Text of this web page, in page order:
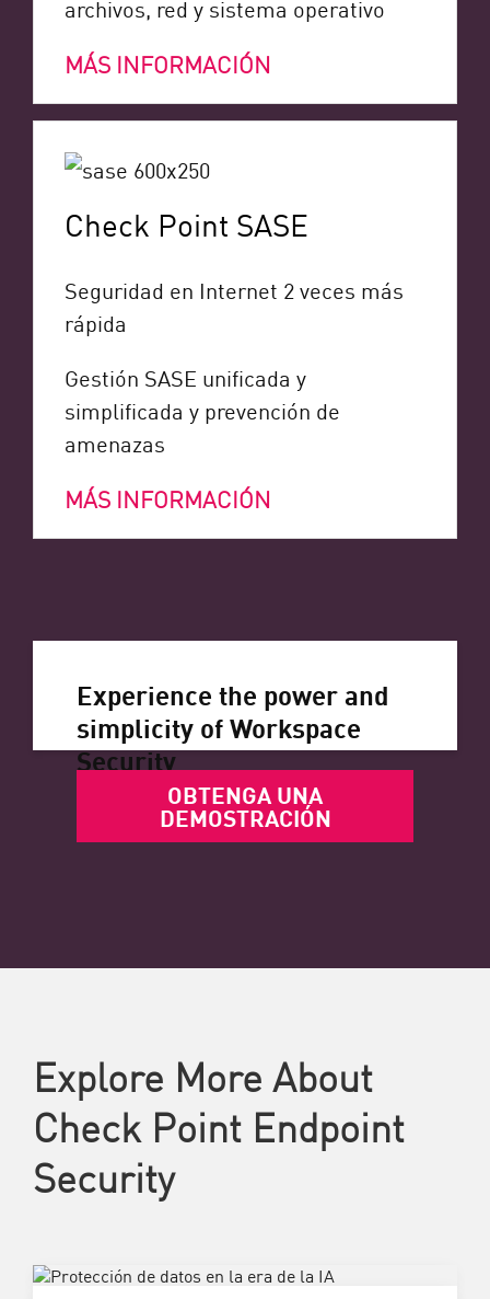
archivos, red y sistema operativo
MÁS INFORMACIÓN
Check Point SASE
Seguridad en Internet 2 veces más
rápida
Gestión SASE unificada y
simplificada y prevención de
amenazas
MÁS INFORMACIÓN
Experience the power and
simplicity of Workspace
Security
OBTENGA UNA
DEMOSTRACIÓN
Explore More About
Check Point Endpoint
Security